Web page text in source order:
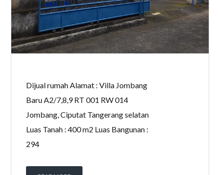
Dijual rumah Alamat : Villa Jombang
Baru A2/7,8,9 RT 001 RW 014
Jombang, Ciputat Tangerang selatan
Luas Tanah : 400 m2 Luas Bangunan :
294